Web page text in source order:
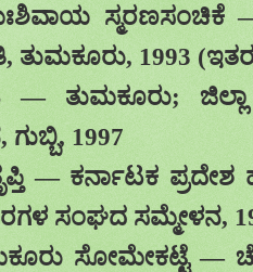
ಸ್ಮರಣಸಂಚಿಕೆ
, ತುಮಕೂರು, 1993 (
— ತುಮಕೂರು;
, ಗುಬ್ಬಿ, 1997
— ಕರ್ನಾಟಕ
ಸಂಘದ ಸಮ್ಮೇಳನ,
ಸೋಮೇಕಟ್ಟೆ—